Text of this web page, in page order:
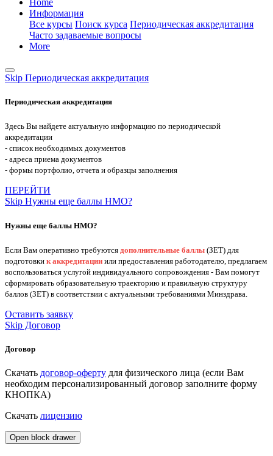
Home
Информация
Все курсы Поиск курса Периодическая аккредитация
Часто задаваемые вопросы
More
Skip Периодическая аккредитация
Периодическая аккредитация
Здесь Вы найдете актуальную информацию по периодической
аккредитации
- список необходимых документов
- адреса приема документов
- формы портфолио, отчета и образцы заполнения
ПЕРЕЙТИ
Skip Нужны еще баллы НМО?
Нужны еще баллы НМО?
Если Вам оперативно требуются дополнительные баллы (ЗЕТ) для
подготовки к аккредитации или предоставления работодателю, предлагаем
воспользоваться услугой индивидуального сопровождения - Вам помогут
сформировать образовательную траекторию и правильную структуру
баллов (ЗЕТ) в соответствии с актуальными требованиями Минздрава.
Оставить заявку
Skip Договор
Договор
Скачать договор-оферту для физического лица (если Вам
необходим персонализированный договор заполните форму
КНОПКА)
Скачать лицензию
Open block drawer